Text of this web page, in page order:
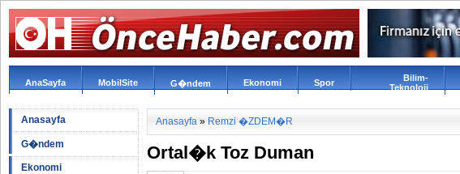
AnaSayfa MobilSite G�ndem Ekonomi Spor
Bilim-
Teknoloji
Anasayfa
G�ndem
Ekonomi
Anasayfa » Remzi �ZDEM�R
Ortal�k Toz Duman